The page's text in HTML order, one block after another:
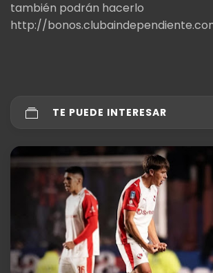
también podrán hacerlo
http://
TE PUEDE INTERESAR